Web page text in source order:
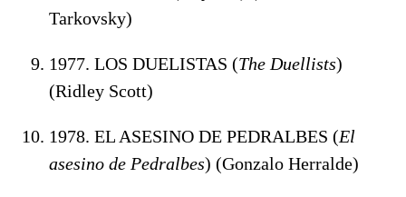
Tarkovsky)
1977. LOS DUELISTAS (The Duellists)
(Ridley Scott)
1978. EL ASESINO DE PEDRALBES (El
asesino de Pedralbes) (Gonzalo Herralde)